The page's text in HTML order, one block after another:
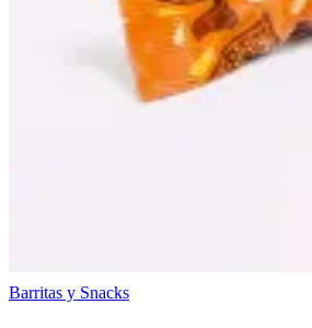
Barritas y Snacks